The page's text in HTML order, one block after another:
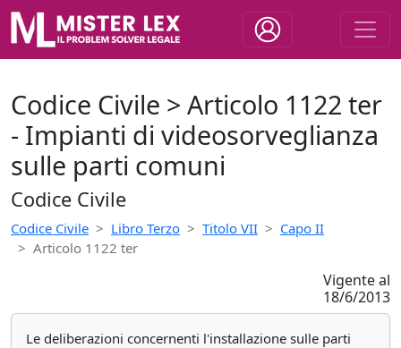
Codice Civile > Articolo 1122 ter
- Impianti di videosorveglianza
sulle parti comuni
Codice Civile
Codice Civile Libro Terzo Titolo VII
Capo II
Articolo 1122 ter
Vigente al
18/6/2013
Le deliberazioni concernenti l'installazione sulle parti